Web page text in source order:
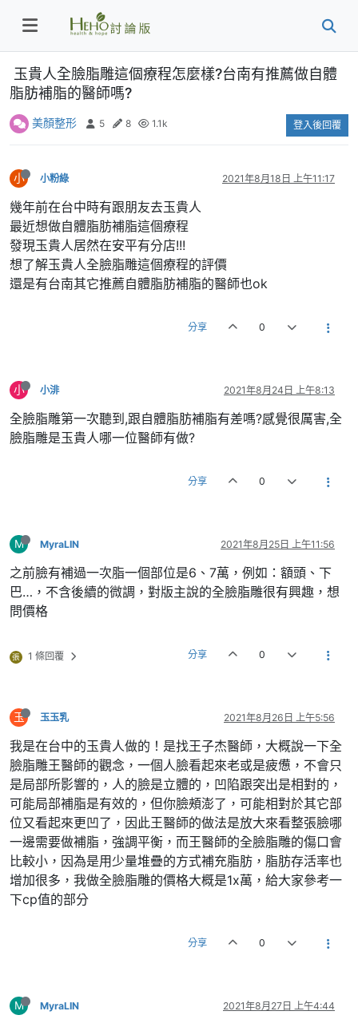
玉貴人全臉脂雕這個療程怎麼樣?台南有推薦做自體
脂肪補脂的醫師嗎?
美顏整形 5 8 1.1k 登入後回覆
小 小粉綠 2021年8月18日 上午11:17
幾年前在台中時有跟朋友去玉貴人
最近想做自體脂肪補脂這個療程
發現玉貴人居然在安平有分店!!!
想了解玉貴人全臉脂雕這個療程的評價
還是有台南其它推薦自體脂肪補脂的醫師也ok
分享 0
小 小渄 2021年8月24日 上午8:13
全臉脂雕第一次聽到,跟自體脂肪補脂有差嗎?感覺很厲害,全
臉脂雕是玉貴人哪一位醫師有做?
分享 0
M MyraLIN 2021年8月25日 上午11:56
之前臉有補過一次脂一個部位是6、7萬，例如：額頭、下
巴…，不含後續的微調，對版主說的全臉脂雕很有興趣，想
問價格
張 1 條回覆 分享 0
玉 玉玉乳 2021年8月26日 上午5:56
我是在台中的玉貴人做的！是找王子杰醫師，大概說一下全
臉脂雕王醫師的觀念，一個人臉看起來老或是疲憊，不會只
是局部所影響的，人的臉是立體的，凹陷跟突出是相對的，
可能局部補脂是有效的，但你臉頰澎了，可能相對於其它部
位又看起來更凹了，因此王醫師的做法是放大來看整張臉哪
一邊需要做補脂，強調平衡，而王醫師的全臉脂雕的傷口會
比較小，因為是用少量堆疊的方式補充脂肪，脂肪存活率也
增加很多，我做全臉脂雕的價格大概是1x萬，給大家參考一
下cp值的部分
分享 0
M MyraLIN 2021年8月27日 上午4:44